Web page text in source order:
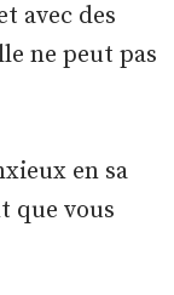
avec des
ne peut pas
en sa
que vous